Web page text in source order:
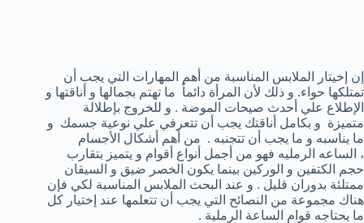
إن إخيتار الملابس المناسبة من أهم المهارات التي يجب أن
تمتلكها حواء. و ذلك لأن المرأة دائماً ما تهتم بجمالها و أناقتها و
الإطلاع علي أحدث صيحات الموضة . و للخروج بإطلالة
متميزة و بكامل أناقتك يجب أن تتعرفي علي نوعية جسمك و
ما يناسبه و ما يجب أن تتجنبه . من أهم أشكال الأجسام
، الساعه الرمليه فهو من أجمل أنواع أقوام و يتميز بتقارب
حجم الكتفين و الوركين بينما يكون الخصر ضيق و السيقان
ممتلئة بدوران قليل . و عند البحث الملابس المناسبة لكي فإن
هناك مجموعة من النصائح التي يجب أن تتعلمها عند إختيار كل
ما يحتاجه قوام الساعة الرملية .